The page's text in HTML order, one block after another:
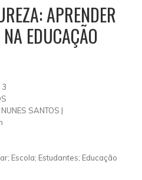
APRENDER
EDUCAÇÃO
3
SANTOS |
Escola; Estudantes; Educação